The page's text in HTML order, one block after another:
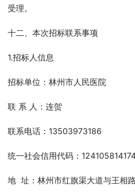
受理。
十二、本次招标联系事项
1.招标人信息
招标单位：林州市人民医院
联 系 人：连贺
联系电话：13503973186
统一社会信用代码：
地  址：林州市红旗渠大道与王相